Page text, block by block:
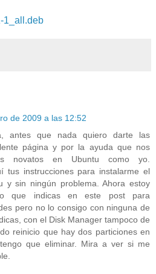
1_all.deb
de 2009 a las 12:52
antes que nada quiero darte las
página y por la ayuda que nos
novatos en Ubuntu como yo.
tus instrucciones para instalarme el
y sin ningún problema. Ahora estoy
que indicas en este post para
pero no lo consigo con ninguna de
con el Disk Manager tampoco de
reinicio que hay dos particiones en
que eliminar. Mira a ver si me